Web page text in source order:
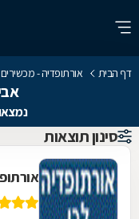
דף הבית אורתופדיה - מכשירים
נמצאו 30 מוצרים
סינון תוצאות